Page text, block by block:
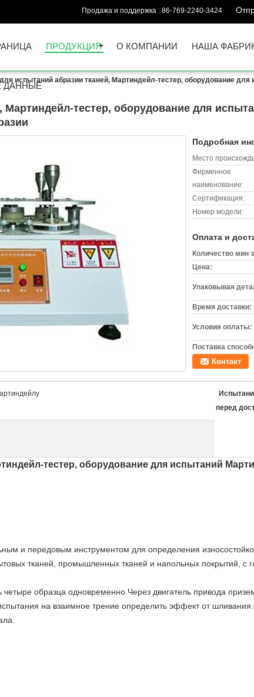
Продажа и поддержка : 86-769-2240-3424
ПРОДУКЦИЯ О КОМПАНИИ НАША
ДАННЫЕ
испытаний абразии тканей, Мартиндейл-тестер, оборудование для
тестер, оборудование для
Подробная
Место
Фирменное
наименование:
Сертификация:
Номер модели:
Оплата и
Количество мин
Цена:
Упаковывая
Время доставки:
Условия оплаты:
Поставка
Контакт
перед
тестер, оборудование для испытаний
и передовым инструментом для определения
тканей, промышленных тканей и напольных покрытий, с
образца одновременно.Через двигатель привода
на взаимное трение определить эффект от